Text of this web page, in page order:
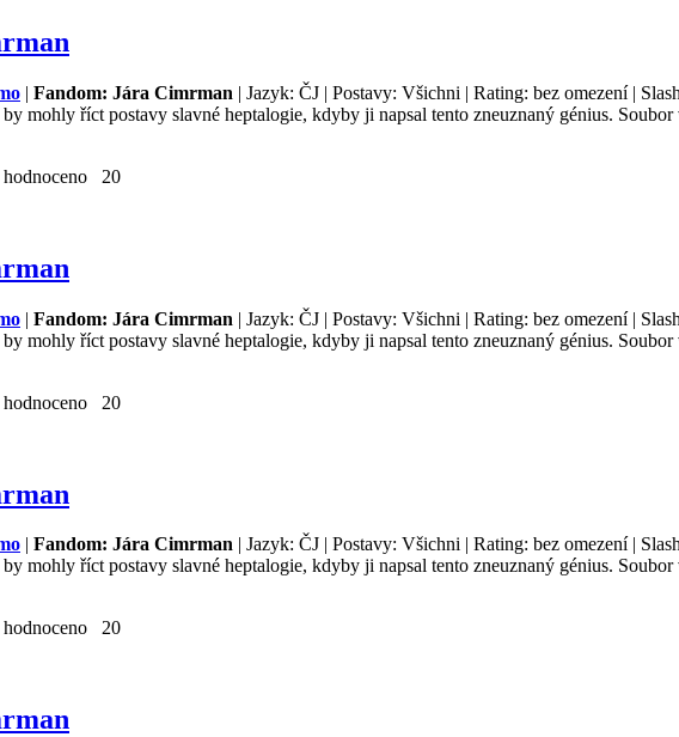
| Fandom: Jára Cimrman | Jazyk: ČJ | Postavy: Všichni | Rating: bez omezení |
mohly říct postavy slavné heptalogie, kdyby ji napsal tento zneuznaný génius.
20
| Fandom: Jára Cimrman | Jazyk: ČJ | Postavy: Všichni | Rating: bez omezení |
mohly říct postavy slavné heptalogie, kdyby ji napsal tento zneuznaný génius.
20
| Fandom: Jára Cimrman | Jazyk: ČJ | Postavy: Všichni | Rating: bez omezení |
mohly říct postavy slavné heptalogie, kdyby ji napsal tento zneuznaný génius.
20